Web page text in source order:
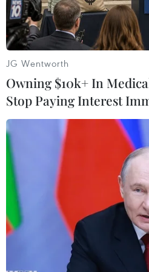
Chiếc xe ô tô chở cháu bé bị bỏ
Liên quan đến vụ cháu bé
bị bỏ quên trên xe ôtô ở
29/5/2024, đại biểu Quốc
Nga (Phó Trưởng đoàn
biểu Quốc hội tỉnh Hải
việc này xảy ra do sự tắc
JG Wentworth
Owning $10k+ In
Stop Paying Interest